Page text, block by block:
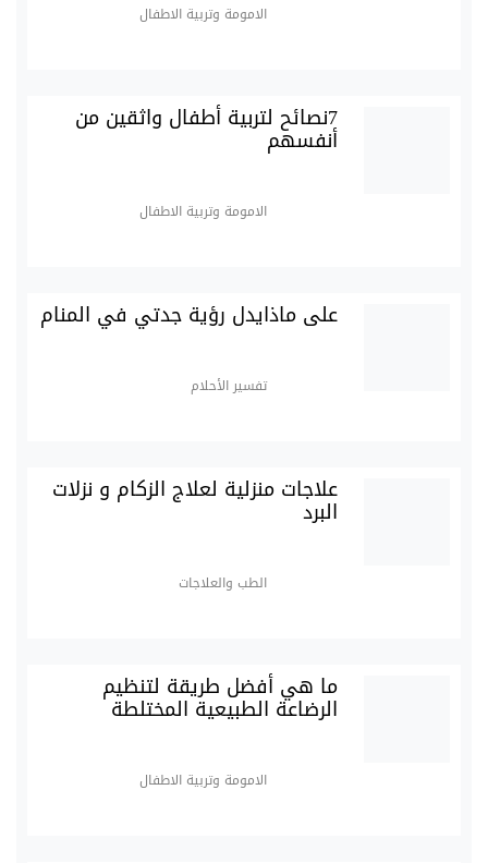
الامومة وتربية الاطفال
7نصائح لتربية أطفال واثقين من
أنفسهم
الامومة وتربية الاطفال
على ماذايدل رؤية جدتي في المنام
تفسير الأحلام
علاجات منزلية لعلاج الزكام و نزلات
البرد
الطب والعلاجات
ما هي أفضل طريقة لتنظيم
الرضاعة الطبيعية المختلطة
الامومة وتربية الاطفال